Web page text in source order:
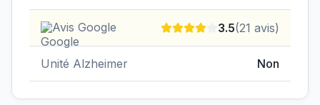
Avis Google 3.5(21 avis)
Unité Alzheimer Non